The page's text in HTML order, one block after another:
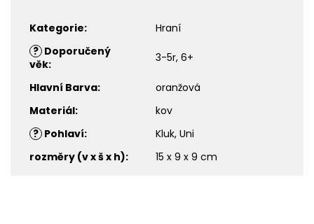
Kategorie:
Hraní
? Doporučený
věk: 3-5r, 6+
Hlavní Barva:
oranžová
Materiál:
kov
? Pohlaví:
Kluk, Uni
rozměry (v x š x h): 15 x 9 x 9 cm